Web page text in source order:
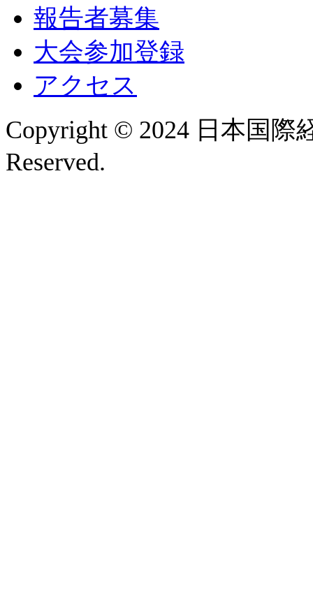
報告者募集
大会参加登録
アクセス
Copyright © 2024 日本国際
Reserved.